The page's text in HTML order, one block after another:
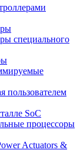
специального
пользователем
SoC
процессоры
Actuators &